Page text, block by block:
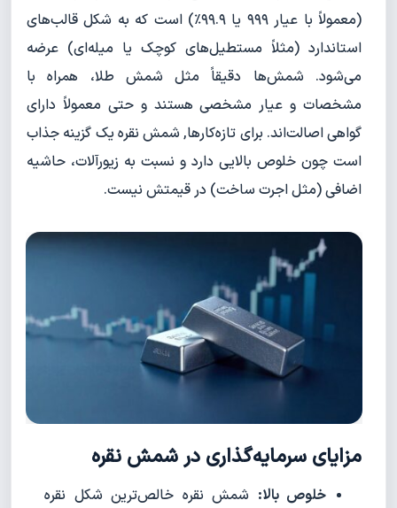
(معمولاً با عیار ۹۹۹ یا ۹۹.۹٪) است که به شکل قالب‌های
استاندارد (مثلاً مستطیل‌های کوچک یا میله‌ای) عرضه
می‌شود. شمش‌ها دقیقاً مثل شمش طلا، همراه با
مشخصات و عیار مشخصی هستند و حتی معمولاً دارای
گواهی اصالت‌اند. برای تازه‌کارها, شمش نقره یک گزینه جذاب
است چون خلوص بالایی دارد و نسبت به زیورآلات، حاشیه
اضافی (مثل اجرت ساخت) در قیمتش نیست.
مزایای سرمایه‌گذاری در شمش نقره
خلوص بالا: شمش نقره خالص‌ترین شکل نقره